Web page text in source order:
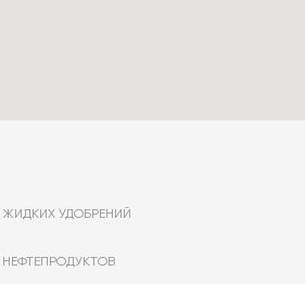
ЖИДКИХ УДОБРЕНИЙ
НЕФТЕПРОДУКТОВ